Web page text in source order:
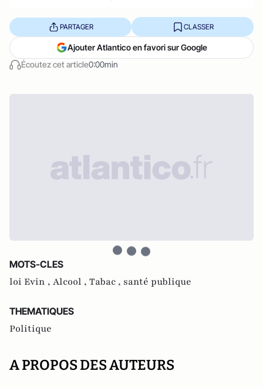
Écoutez cet article0:00min
PARTAGER CLASSER
Ajouter Atlantico en favori sur Google
MOTS-CLES
loi Evin , Alcool , Tabac , santé publique
THEMATIQUES
Politique
A PROPOS DES AUTEURS